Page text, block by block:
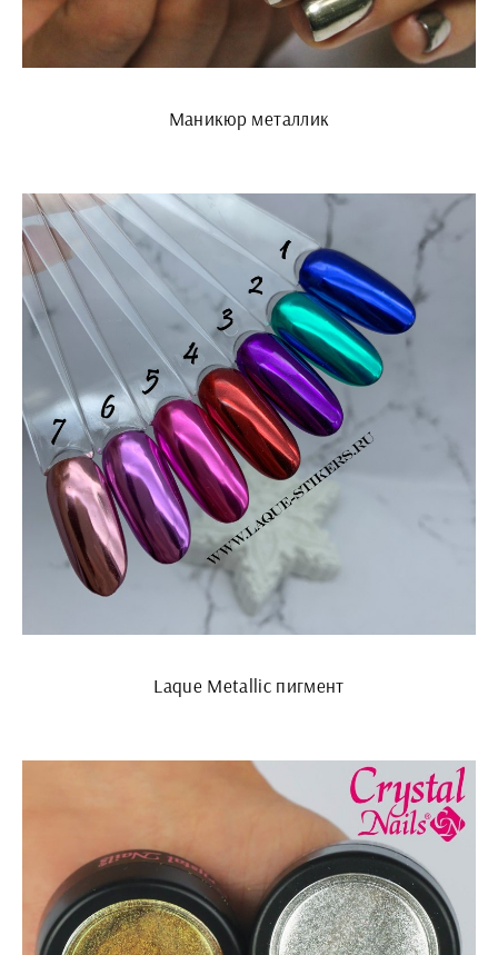
Маникюр металлик
Laque Metallic пигмент